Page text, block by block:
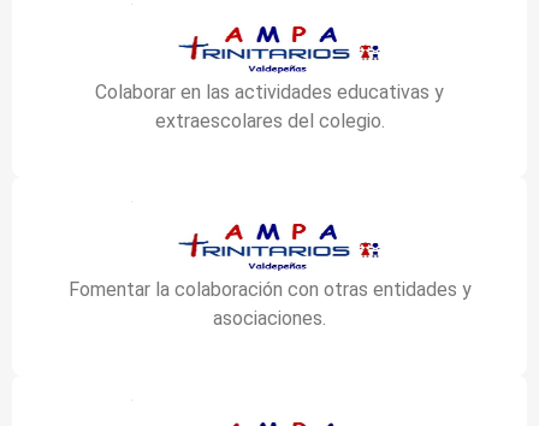
Colaborar en las actividades educativas y
extraescolares del colegio.
Fomentar la colaboración con otras entidades y
asociaciones.